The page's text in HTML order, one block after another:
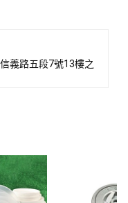
義路五段7號13樓之